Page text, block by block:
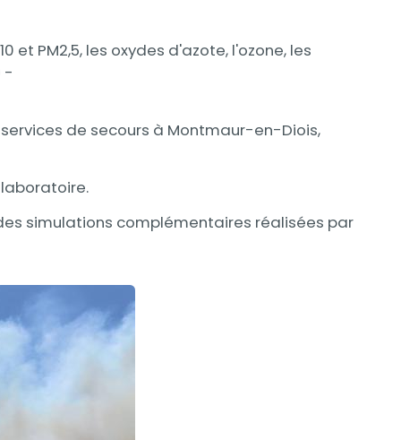
et PM2,5, les oxydes d'azote, l'ozone, les
-
de secours à Montmaur-en-Diois,
simulations complémentaires réalisées par